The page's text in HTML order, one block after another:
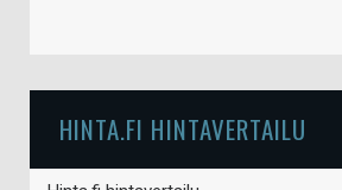
HINTA.FI HINTAVERTAILU